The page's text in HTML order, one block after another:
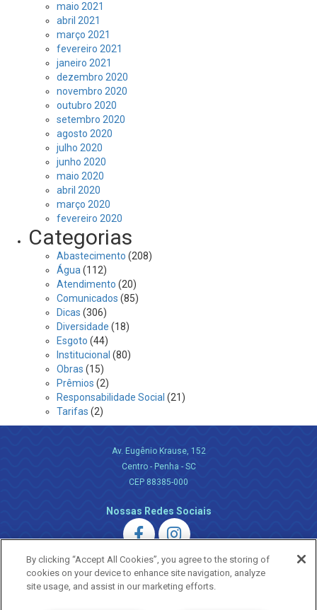
maio 2021
abril 2021
março 2021
fevereiro 2021
janeiro 2021
dezembro 2020
novembro 2020
outubro 2020
setembro 2020
agosto 2020
julho 2020
junho 2020
maio 2020
abril 2020
março 2020
fevereiro 2020
Categorias
Abastecimento (208)
Água (112)
Atendimento (20)
Comunicados (85)
Dicas (306)
Diversidade (18)
Esgoto (44)
Institucional (80)
Obras (15)
Prêmios (2)
Responsabilidade Social (21)
Tarifas (2)
Av. Eugênio Krause, 152
Centro - Penha - SC
CEP 88385-000
Nossas Redes Sociais
By clicking “Accept All Cookies”, you agree to the storing of
cookies on your device to enhance site navigation, analyze
site usage, and assist in our marketing efforts.